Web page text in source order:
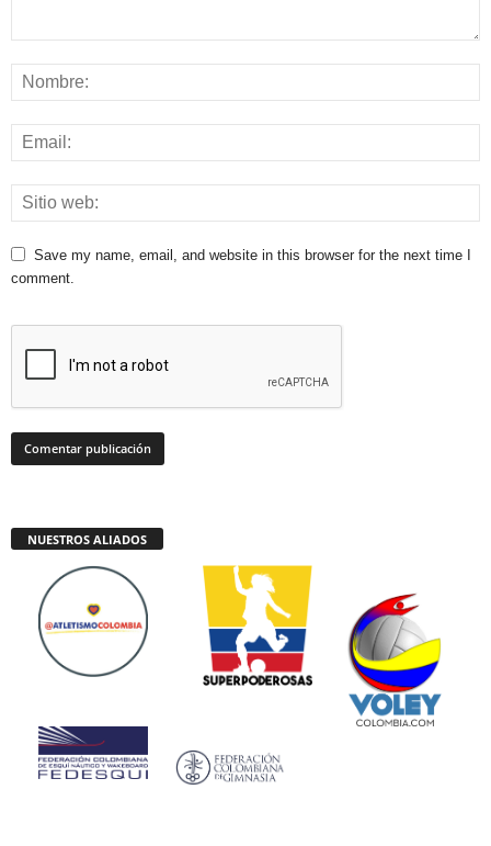
Save my name, email, and website in this browser for the next time I
comment.
NUESTROS ALIADOS